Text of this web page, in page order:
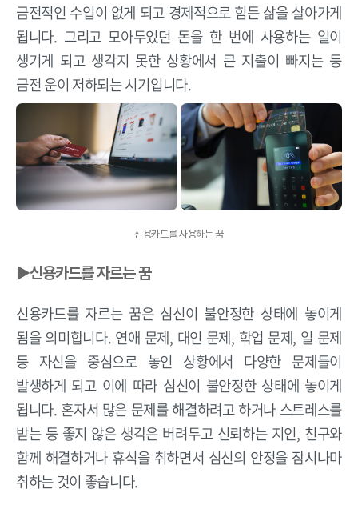
금전적인 수입이 없게 되고 경제적으로 힘든 삶을 살아가게
됩니다. 그리고 모아두었던 돈을 한 번에 사용하는 일이
생기게 되고 생각지 못한 상황에서 큰 지출이 빠지는 등
금전 운이 저하되는 시기입니다.
신용카드를 사용하는 꿈
▶신용카드를 자르는 꿈
신용카드를 자르는 꿈은 심신이 불안정한 상태에 놓이게
됨을 의미합니다. 연애 문제, 대인 문제, 학업 문제, 일 문제
등 자신을 중심으로 놓인 상황에서 다양한 문제들이
발생하게 되고 이에 따라 심신이 불안정한 상태에 놓이게
됩니다. 혼자서 많은 문제를 해결하려고 하거나 스트레스를
받는 등 좋지 않은 생각은 버려두고 신뢰하는 지인, 친구와
함께 해결하거나 휴식을 취하면서 심신의 안정을 잠시나마
취하는 것이 좋습니다.